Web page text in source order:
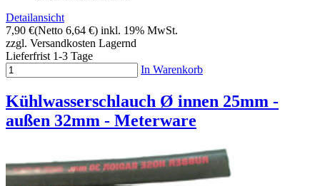
Detailansicht
7,90 €(Netto 6,64 €) inkl. 19% MwSt.
zzgl. Versandkosten Lagernd
Lieferfrist 1-3 Tage
In Warenkorb
Kühlwasserschlauch Ø innen 25mm -
außen 32mm - Meterware